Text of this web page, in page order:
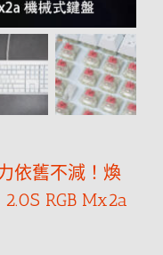
依舊不減！煥
RGB Mx2a